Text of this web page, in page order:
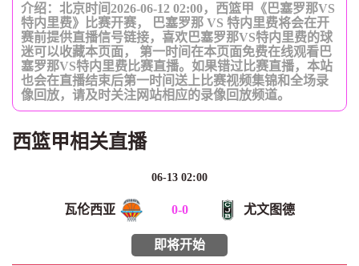
介绍：北京时间2026-06-12 02:00，西篮甲《巴塞罗那VS
特内里费》比赛开赛， 巴塞罗那 VS 特内里费将会在开
赛前提供直播信号链接，喜欢巴塞罗那VS特内里费的球
迷可以收藏本页面， 第一时间在本页面免费在线观看巴
塞罗那VS特内里费比赛直播。如果错过比赛直播，本站
也会在直播结束后第一时间送上比赛视频集锦和全场录
像回放，请及时关注网站相应的录像回放频道。
西篮甲相关直播
06-13 02:00
瓦伦西亚 0-0 尤文图德
即将开始